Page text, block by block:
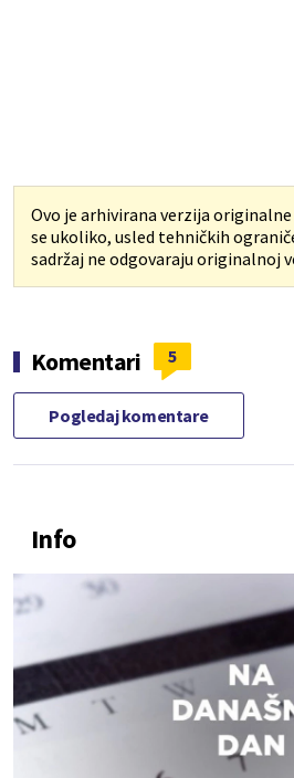
Ovo je arhivirana verzija
se ukoliko, usled tehničkih
sadržaj ne odgovaraju originalnoj
Komentari 5
Pogledaj komentare
Info